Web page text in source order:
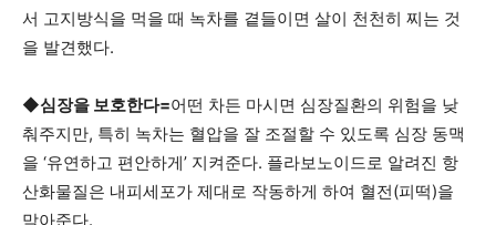
서 고지방식을 먹을 때 녹차를 곁들이면 살이 천천히 찌는 것
을 발견했다.
◆심장을 보호한다=어떤 차든 마시면 심장질환의 위험을 낮
춰주지만, 특히 녹차는 혈압을 잘 조절할 수 있도록 심장 동맥
을 ‘유연하고 편안하게’ 지켜준다. 플라보노이드로 알려진 항
산화물질은 내피세포가 제대로 작동하게 하여 혈전(피떡)을
막아준다.